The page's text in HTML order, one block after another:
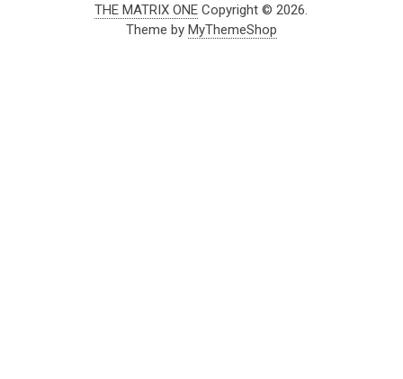
THE MATRIX ONE Copyright © 2026.
Theme by MyThemeShop